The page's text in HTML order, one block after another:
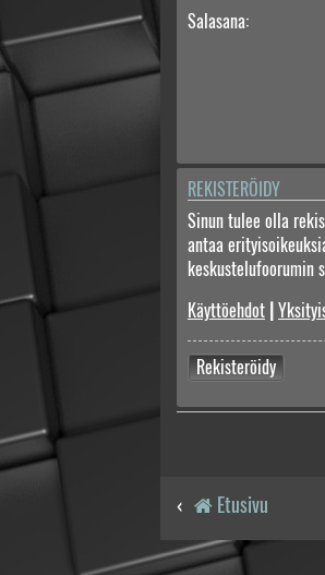
Salasana:
REKISTERÖIDY
Sinun tulee olla
antaa
keskustelufoorumin
Käyttöehdot |
Rekisteröidy
Etusivu